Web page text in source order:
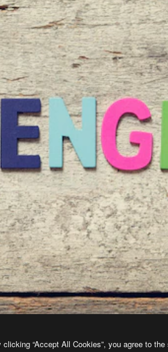
clicking “Accept All Cookies”, you agree to